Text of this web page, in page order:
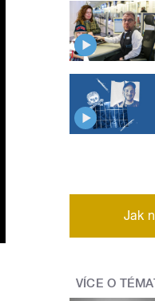
Jak
VÍCE O